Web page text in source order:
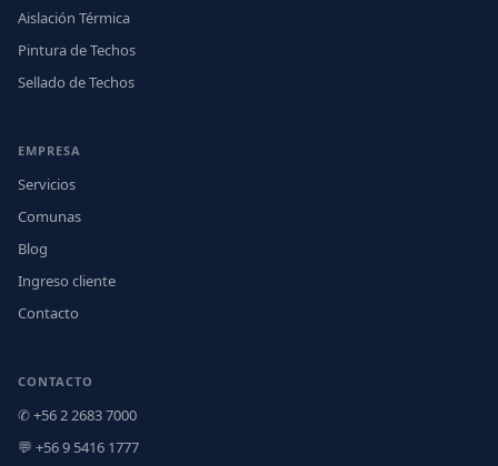
Aislación Térmica
Pintura de Techos
Sellado de Techos
EMPRESA
Servicios
Comunas
Blog
Ingreso cliente
Contacto
CONTACTO
✆ +56 2 2683 7000
💬 +56 9 5416 1777